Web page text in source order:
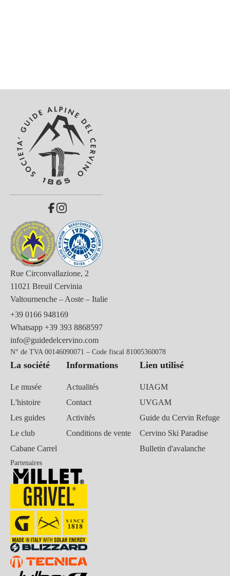
Rue Circonvallazione, 2
11021 Breuil Cervinia
Valtournenche – Aoste – Italie
+39 0166 948169
Whatsapp +39 393 8868597
info@guidedelcervino.com
N° de TVA 00146090071 – Code fiscal 81005360078
La société
Le musée
L'histoire
Les guides
Le club
Cabane Carrel
Informations
Actualités
Contact
Activités
Conditions de vente
Lien utilisé
UIAGM
UVGAM
Guide du Cervin Refuge
Cervino Ski Paradise
Bulletin d'avalanche
Partenaires